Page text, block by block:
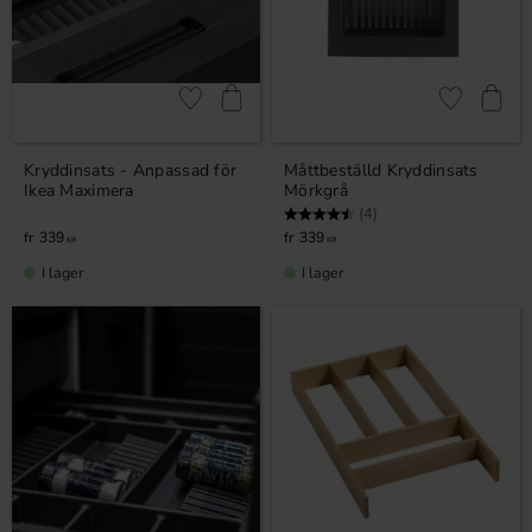
Kryddinsats - Anpassad för
Ikea Maximera
339 KR
Lägg till i favoriter
I lager
Måttbeställd Kryddinsats
Mörkgrå
Betyg: (4)
339 KR
Lägg till i
I lager